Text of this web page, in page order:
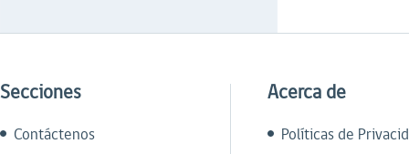
Secciones
Contáctenos
Acerca de
Políticas de